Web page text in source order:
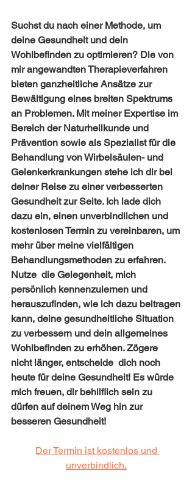
Suchst du nach einer Methode, um
deine Gesundheit und dein
Wohlbefinden zu optimieren? Die von
mir angewandten Therapieverfahren
bieten ganzheitliche Ansätze zur
Bewältigung eines breiten Spektrums
an Problemen. Mit meiner Expertise im
Bereich der Naturheilkunde und
Prävention sowie als Spezialist für die
Behandlung von Wirbelsäulen- und
Gelenkerkrankungen stehe ich dir bei
deiner Reise zu einer verbesserten
Gesundheit zur Seite. Ich lade dich
dazu ein, einen unverbindlichen und
kostenlosen Termin zu vereinbaren, um
mehr über meine vielfältigen
Behandlungsmethoden zu erfahren.
Nutze  die Gelegenheit, mich
persönlich kennenzulernen und
herauszufinden, wie ich dazu beitragen
kann, deine gesundheitliche Situation
zu verbessern und dein allgemeines
Wohlbefinden zu erhöhen. Zögere
nicht länger, entscheide  dich noch
heute für deine Gesundheit! Es würde
mich freuen, dir behilflich sein zu
dürfen auf deinem Weg hin zur
besseren Gesundheit!
Der Termin ist kostenlos und
unverbindlich.